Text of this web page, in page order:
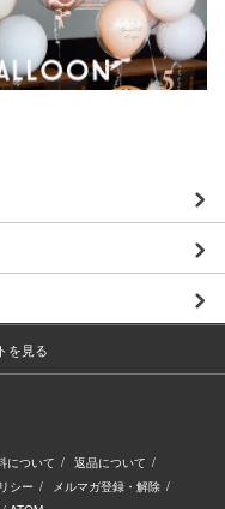
を見る
について / 返品について /
シー / メルマガ登録・解除 /